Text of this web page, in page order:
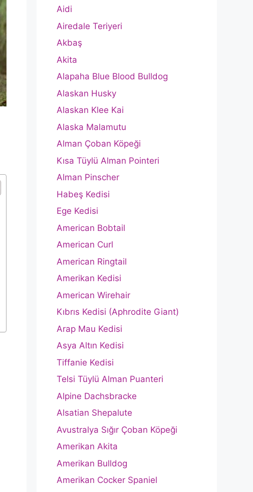
Aidi
Airedale Teriyeri
Akbaş
Akita
Alapaha Blue Blood Bulldog
Alaskan Husky
Alaskan Klee Kai
Alaska Malamutu
Alman Çoban Köpeği
Kısa Tüylü Alman Pointeri
Alman Pinscher
Habeş Kedisi
Ege Kedisi
American Bobtail
American Curl
American Ringtail
Amerikan Kedisi
American Wirehair
Kıbrıs Kedisi (Aphrodite Giant)
Arap Mau Kedisi
Asya Altın Kedisi
Tiffanie Kedisi
Telsi Tüylü Alman Puanteri
Alpine Dachsbracke
Alsatian Shepalute
Avustralya Sığır Çoban Köpeği
Amerikan Akita
Amerikan Bulldog
Amerikan Cocker Spaniel